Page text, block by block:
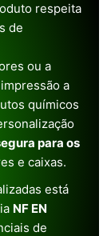
respeita
de
ou a
a
químicos
para os
e caixas.
está
NF EN
de